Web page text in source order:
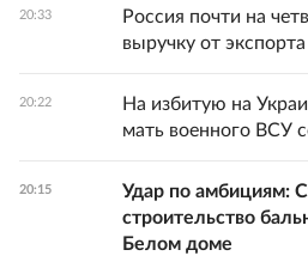
20:33
Россия почти на
выручку от
20:22
На избитую на
мать военного ВСУ
20:15
Удар по амбициям:
строительство
Белом доме